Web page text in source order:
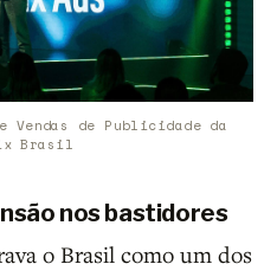
de Publicidade da
Brasil
nos bastidores
o Brasil como um dos